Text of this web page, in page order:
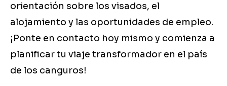
orientación sobre los visados, el
alojamiento y las oportunidades de empleo.
¡Ponte en contacto hoy mismo y comienza a
planificar tu viaje transformador en el país
de los canguros!